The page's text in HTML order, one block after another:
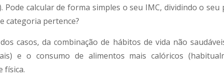
calcular de forma simples o seu IMC, dividindo o
categoria pertence?
casos, da combinação de hábitos de vida não
e o consumo de alimentos mais calóricos
física.